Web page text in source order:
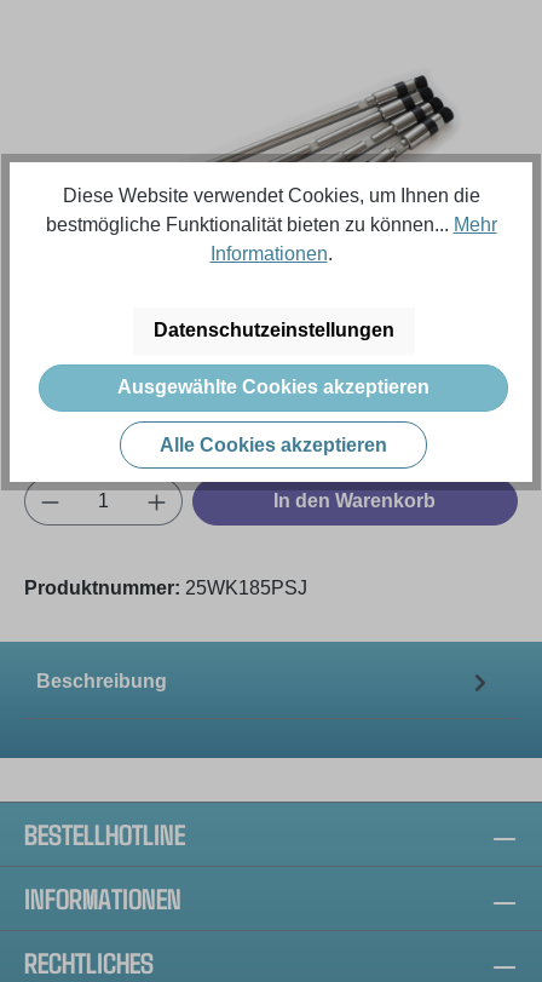
722,91 €
Inhalt: 1 Stück (Menge)
Preise exkl. MwSt. zzgl. Versandkosten
Produkt Anzahl: Gib den gewünschten
In den Warenkorb
Produktnummer: 25WK185PSJ
Beschreibung
BESTELLHOTLINE
INFORMATIONEN
RECHTLICHES
Diese Website verwendet Cookies, um Ihnen die
bestmögliche Funktionalität bieten zu können... Mehr
Informationen.
Datenschutzeinstellungen
Ausgewählte Cookies akzeptieren
Alle Cookies akzeptieren